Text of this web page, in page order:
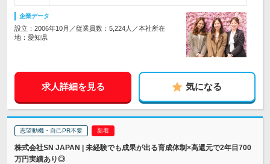
企業データ
設立：2006年10月／従業員数：5,224人／本社所在
地：愛知県
求人詳細を見る 気になる
志望動機・自己PR不要
株式会社SN JAPAN | 未経験でも成果が出る育成体制×高還元で2年目700
万円実績あり◎